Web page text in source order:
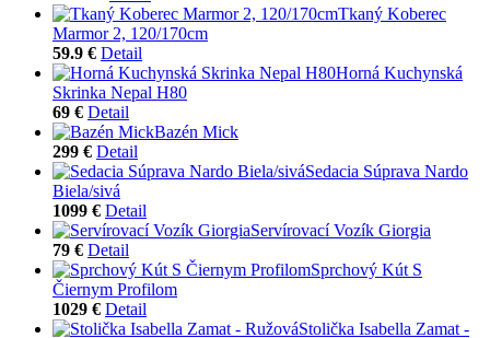
Tkaný Koberec
Marmor 2, 120/170cm
59.9 € Detail
Horná Kuchynská
Skrinka Nepal H80
69 € Detail
Bazén Mick
299 € Detail
Sedacia Súprava Nardo
Biela/sivá
1099 € Detail
Servírovací Vozík Giorgia
79 € Detail
Sprchový Kút S
Čiernym Profilom
1029 € Detail
Stolička Isabella Zamat -